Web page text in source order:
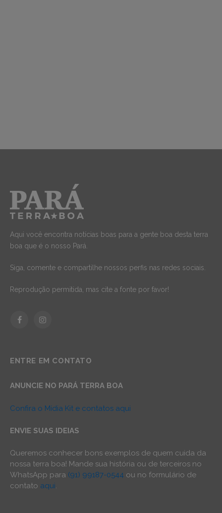
Aqui você encontra notícias boas para a gente boa desta terra
boa que é o nosso Pará.
Siga, comente e compartilhe nossos perfis nas redes sociais.
Reprodução permitida, mas cite a fonte por favor!
FacebookInstagram
ENTRE EM CONTATO
ANUNCIE NO PARÁ TERRA BOA
Confira o Mídia Kit e contatos aqui
ENVIE SUAS IDEIAS
Queremos conhecer bons exemplos de quem cuida da
nossa terra boa! Mande sua história ou de terceiros no
WhatsApp para (91) 99187-0544 ou no formulário de
contato aqui.